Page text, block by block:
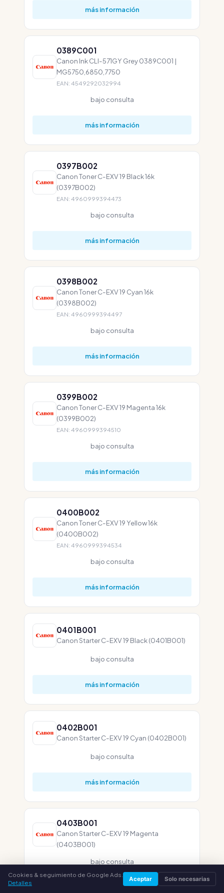
más información
0389C001
Canon Ink CLI-571GY Grey 0389C001 |
MG5750,6850,7750
EAN: 4549292032994
bajo consulta
más información
0397B002
Canon Toner C-EXV 19 Black 16k
(0397B002)
EAN: 4960999394473
bajo consulta
más información
0398B002
Canon Toner C-EXV 19 Cyan 16k
(0398B002)
EAN: 4960999394497
bajo consulta
más información
0399B002
Canon Toner C-EXV 19 Magenta 16k
(0399B002)
EAN: 4960999394510
bajo consulta
más información
0400B002
Canon Toner C-EXV 19 Yellow 16k
(0400B002)
EAN: 4960999394534
bajo consulta
más información
0401B001
Canon Starter C-EXV 19 Black (0401B001)
bajo consulta
más información
0402B001
Canon Starter C-EXV 19 Cyan (0402B001)
bajo consulta
más información
0403B001
Canon Starter C-EXV 19 Magenta
(0403B001)
bajo consulta
más información
Cookies & seguimiento de Google Ads.
Detalles
Aceptar Solo necesarias